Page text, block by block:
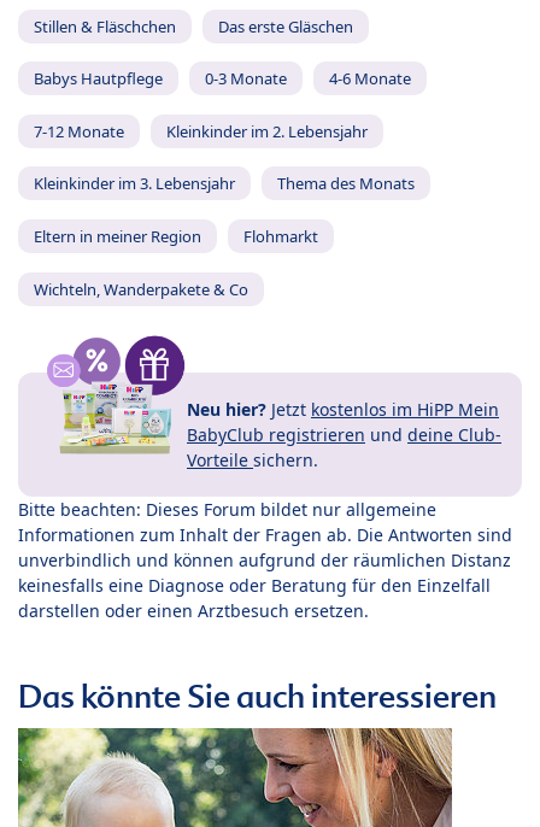
Stillen & Fläschchen Das erste Gläschen
Babys Hautpflege 0-3 Monate 4-6 Monate
7-12 Monate Kleinkinder im 2. Lebensjahr
Kleinkinder im 3. Lebensjahr Thema des Monats
Eltern in meiner Region Flohmarkt
Wichteln, Wanderpakete & Co
Neu hier? Jetzt kostenlos im HiPP Mein
BabyClub registrieren und deine Club-
Vorteile sichern.
Bitte beachten: Dieses Forum bildet nur allgemeine
Informationen zum Inhalt der Fragen ab. Die Antworten sind
unverbindlich und können aufgrund der räumlichen Distanz
keinesfalls eine Diagnose oder Beratung für den Einzelfall
darstellen oder einen Arztbesuch ersetzen.
Das könnte Sie auch interessieren